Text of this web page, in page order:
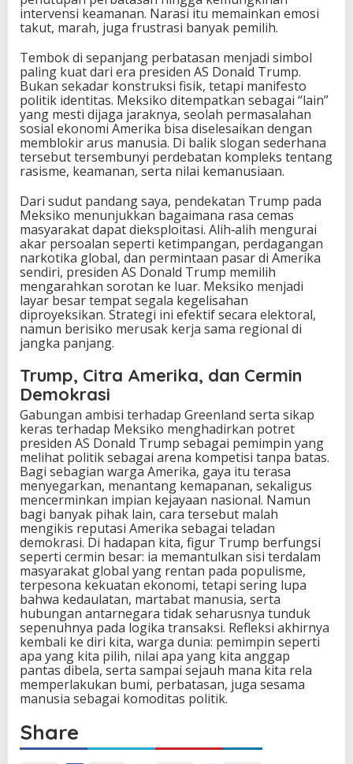
intervensi keamanan. Narasi itu memainkan emosi
takut, marah, juga frustrasi banyak pemilih.
Tembok di sepanjang perbatasan menjadi simbol
paling kuat dari era presiden AS Donald Trump.
Bukan sekadar konstruksi fisik, tetapi manifesto
politik identitas. Meksiko ditempatkan sebagai “lain”
yang mesti dijaga jaraknya, seolah permasalahan
sosial ekonomi Amerika bisa diselesaikan dengan
memblokir arus manusia. Di balik slogan sederhana
tersebut tersembunyi perdebatan kompleks tentang
rasisme, keamanan, serta nilai kemanusiaan.
Dari sudut pandang saya, pendekatan Trump pada
Meksiko menunjukkan bagaimana rasa cemas
masyarakat dapat dieksploitasi. Alih‑alih mengurai
akar persoalan seperti ketimpangan, perdagangan
narkotika global, dan permintaan pasar di Amerika
sendiri, presiden AS Donald Trump memilih
mengarahkan sorotan ke luar. Meksiko menjadi
layar besar tempat segala kegelisahan
diproyeksikan. Strategi ini efektif secara elektoral,
namun berisiko merusak kerja sama regional di
jangka panjang.
Trump, Citra Amerika, dan Cermin
Demokrasi
Gabungan ambisi terhadap Greenland serta sikap
keras terhadap Meksiko menghadirkan potret
presiden AS Donald Trump sebagai pemimpin yang
melihat politik sebagai arena kompetisi tanpa batas.
Bagi sebagian warga Amerika, gaya itu terasa
menyegarkan, menantang kemapanan, sekaligus
mencerminkan impian kejayaan nasional. Namun
bagi banyak pihak lain, cara tersebut malah
mengikis reputasi Amerika sebagai teladan
demokrasi. Di hadapan kita, figur Trump berfungsi
seperti cermin besar: ia memantulkan sisi terdalam
masyarakat global yang rentan pada populisme,
terpesona kekuatan ekonomi, tetapi sering lupa
bahwa kedaulatan, martabat manusia, serta
hubungan antarnegara tidak seharusnya tunduk
sepenuhnya pada logika transaksi. Refleksi akhirnya
kembali ke diri kita, warga dunia: pemimpin seperti
apa yang kita pilih, nilai apa yang kita anggap
pantas dibela, serta sampai sejauh mana kita rela
memperlakukan bumi, perbatasan, juga sesama
manusia sebagai komoditas politik.
Share